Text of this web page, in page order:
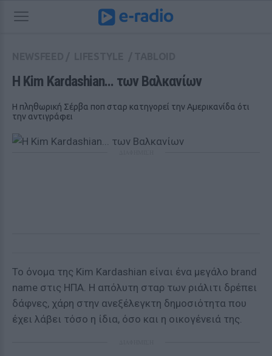
Η Kim Kardashian... των Βαλκανίων
Η πληθωρική Σέρβα ποπ σταρ κατηγορεί την Αμερικανίδα ότι
την αντιγράφει
Το όνομα της Kim Kardashian είναι ένα μεγάλο brand
name στις ΗΠΑ. Η απόλυτη σταρ των ριάλιτι δρέπει
δάφνες, χάρη στην ανεξέλεγκτη δημοσιότητα που
έχει λάβει τόσο η ίδια, όσο και η οικογένειά της.